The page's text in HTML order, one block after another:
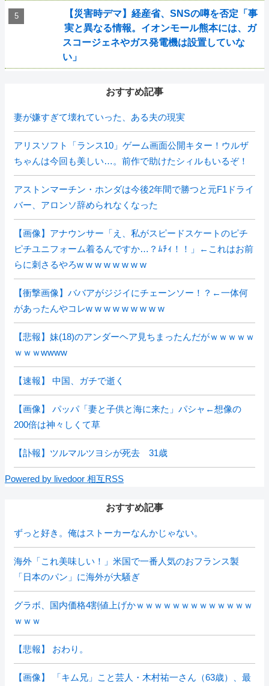
【災害時デマ】経産省、SNSの噂を否定「事
実と異なる情報。イオンモール熊本には、ガ
スコージェネやガス発電機は設置していな
い」
おすすめ記事
妻が嫌すぎて壊れていった、ある夫の現実
アリスソフト「ランス10」ゲーム画面公開キター！ウルザ
ちゃんは今回も美しい…。前作で助けたシィルもいるぞ！
アストンマーチン・ホンダは今後2年間で勝つと元F1ドライ
バー、アロンソ辞められなくなった
【画像】アナウンサー「え、私がスピードスケートのピチ
ピチユニフォーム着るんですか…？ﾑﾁｨ！！」←これはお前
らに刺さるやろw w w w w w w w
【衝撃画像】ババアがジジイにチェーンソー！？←一体何
があったんやコレw w w w w w w w w
【悲報】妹(18)のアンダーヘア見ちまったんだがｗｗｗｗｗ
ｗｗｗwwww
【速報】 中国、ガチで逝く
【画像】 パッパ「妻と子供と海に来た」パシャ←想像の
200倍は神々しくて草
【訃報】ツルマルツヨシが死去 31歳
Powered by livedoor 相互RSS
おすすめ記事
ずっと好き。俺はストーカーなんかじゃない。
海外「これ美味しい！」米国で一番人気のおフランス製
「日本のパン」に海外が大騒ぎ
グラボ、国内価格4割値上げかｗｗｗｗｗｗｗｗｗｗｗｗｗ
ｗｗｗ
【悲報】 おわり。
【画像】 「キム兄」こと芸人・木村祐一さん（63歳）、最